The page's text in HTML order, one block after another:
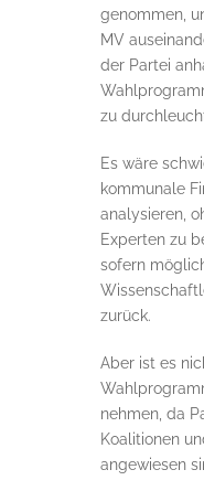
genommen,
MV
der Partei
zu
Es wäre
kommunale
analysieren,
Experten zu
sofern
zurück.
Aber ist es
nehmen, da
Koalitionen
angewiesen